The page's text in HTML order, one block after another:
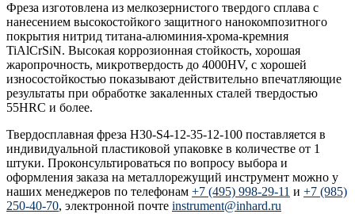
Фреза изготовлена из мелкозернистого твердого сплава с
нанесением высокостойкого защитного нанокомпозитного
покрытия нитрид титана-алюминия-хрома-кремния
TiAlCrSiN. Высокая коррозионная стойкость, хорошая
жаропрочность, микротвердость до 4000HV, с хорошей
износостойкостью показывают действительно впечатляющие
результаты при обработке закаленных сталей твердостью
55HRC и более.
Твердосплавная фреза H30-S4-12-35-12-100 поставляется в
индивидуальной пластиковой упаковке в количестве от 1
штуки. Проконсультироваться по вопросу выбора и
оформления заказа на металлорежущий инструмент можно у
наших менеджеров по телефонам +7 (495) 998-29-11 и +7 (985)
250-40-70, электронной почте instrument@inhard.ru